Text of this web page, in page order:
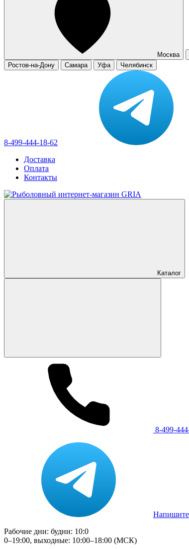
Москва
Ростов-на-Дону
Самара Уфа Челябинск
8-499-444-18-62
Доставка
Оплата
Контакты
Каталог
8-499-
Рабочие дни: будни: 10:0
0–19:00, выходные: 10:00–18:00 (МСК)